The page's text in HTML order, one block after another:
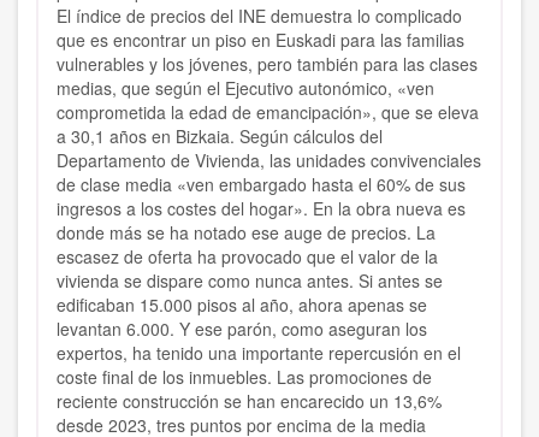
El índice de precios del INE demuestra lo complicado
que es encontrar un piso en Euskadi para las familias
vulnerables y los jóvenes, pero también para las clases
medias, que según el Ejecutivo autonómico, «ven
comprometida la edad de emancipación», que se eleva
a 30,1 años en Bizkaia. Según cálculos del
Departamento de Vivienda, las unidades convivenciales
de clase media «ven embargado hasta el 60% de sus
ingresos a los costes del hogar». En la obra nueva es
donde más se ha notado ese auge de precios. La
escasez de oferta ha provocado que el valor de la
vivienda se dispare como nunca antes. Si antes se
edificaban 15.000 pisos al año, ahora apenas se
levantan 6.000. Y ese parón, como aseguran los
expertos, ha tenido una importante repercusión en el
coste final de los inmuebles. Las promociones de
reciente construcción se han encarecido un 13,6%
desde 2023, tres puntos por encima de la media